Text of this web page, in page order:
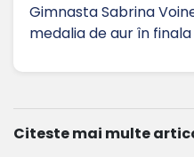
Gimnasta Sabrina
medalia de aur în finala
Citeste mai multe